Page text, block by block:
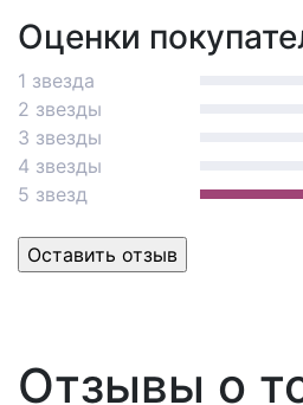
Оценки
1 звезда
2 звезды
3 звезды
4 звезды
5 звезд
Отзывы о